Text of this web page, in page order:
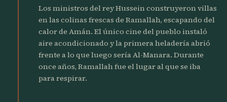
Los ministros del rey Hussein construyeron villas
en las colinas frescas de Ramallah, escapando del
calor de Amán. El único cine del pueblo instaló
aire acondicionado y la primera heladería abrió
frente a lo que luego sería Al-Manara. Durante
once años, Ramallah fue el lugar al que se iba
para respirar.